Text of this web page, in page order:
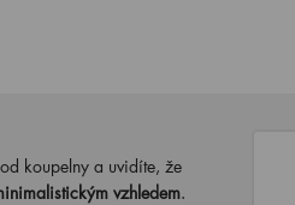
koupelny a uvidíte, že
vzhledem.